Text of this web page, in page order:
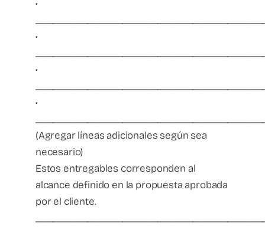
•
•
•
•
(Agregar líneas adicionales según sea
necesario)
Estos entregables corresponden al
alcance definido en la propuesta aprobada
por el cliente.